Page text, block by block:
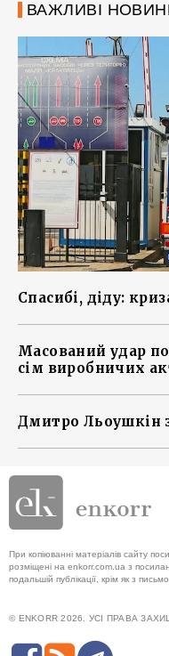
ВАЖЛИВІ
Спасибі, діду:
Масований удар
сім виробничих
Дмитро Льоушкін
При копіюванні матеріалів сайту
розміщені на enkorr.com.ua з
подальшій публікації, крім як з
© ENKORR 2026. УСІ ПРАВА